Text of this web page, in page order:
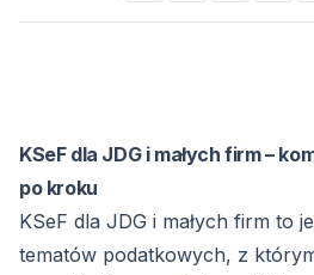
KSeF dla JDG i małych firm –
po kroku
KSeF dla JDG i małych firm to
tematów podatkowych, z